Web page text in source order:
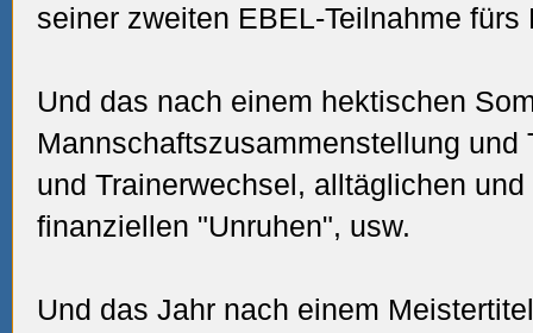
seiner zweiten EBEL-Teilnahme
Und das nach einem hektischen
Mannschaftszusammenstellung und
und Trainerwechsel, alltäglichen
finanziellen "Unruhen", usw.
Und das Jahr nach einem